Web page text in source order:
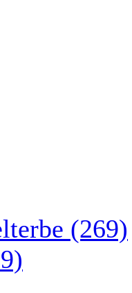
(269)